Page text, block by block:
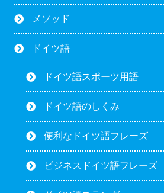
メソッド
ドイツ語
ドイツ語スポーツ用語
ドイツ語のしくみ
便利なドイツ語フレーズ
ビジネスドイツ語フレーズ